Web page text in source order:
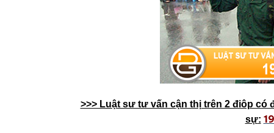
>>> Luật sư tư vấn cận thị trên 2 điôp có
sự: